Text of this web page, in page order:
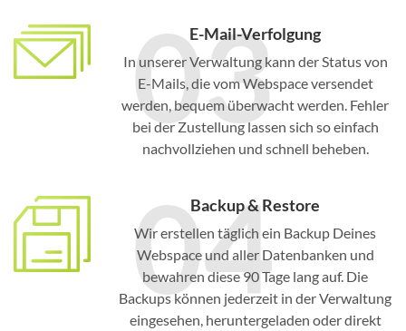
03
E-Mail-Verfolgung
In unserer Verwaltung kann der Status von
E-Mails, die vom Webspace versendet
werden, bequem überwacht werden. Fehler
bei der Zustellung lassen sich so einfach
nachvollziehen und schnell beheben.
04
Backup & Restore
Wir erstellen täglich ein Backup Deines
Webspace und aller Datenbanken und
bewahren diese 90 Tage lang auf. Die
Backups können jederzeit in der Verwaltung
eingesehen, heruntergeladen oder direkt